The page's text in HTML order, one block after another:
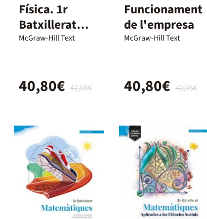
Física. 1r
Batxillerat
McGraw Hill
McGraw-Hill Text
42,95€
40,80€
Funcionament
de l'empresa
McGraw-Hill Text
42,95€
40,80€